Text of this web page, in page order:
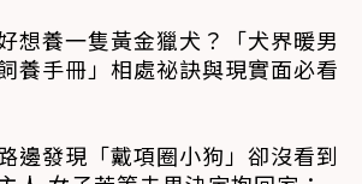
想養一隻黃金獵犬？「犬界暖男
養手冊」相處祕訣與現實面必看
邊發現「戴項圈小狗」卻沒看到